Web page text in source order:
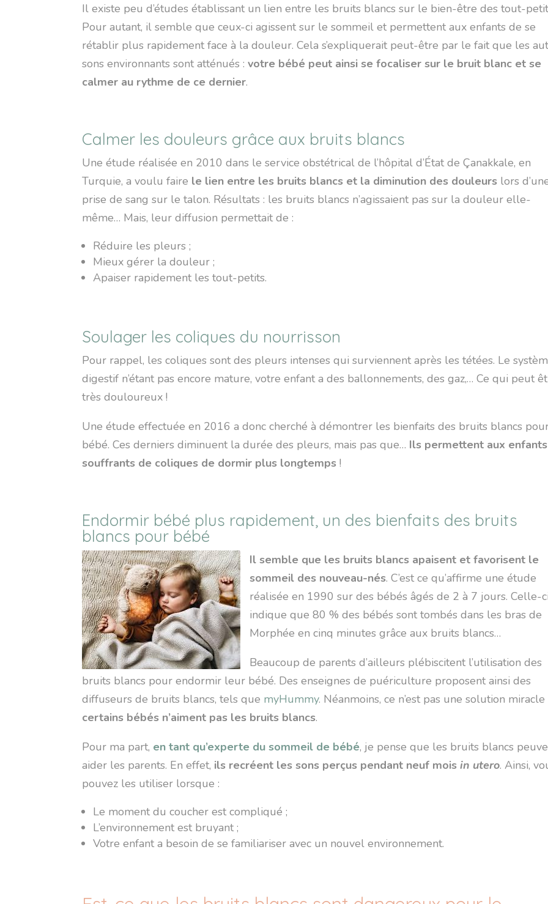
Il existe peu d’études établissant un lien entre les bruits blancs sur le bien-être des tout-
Pour autant, il semble que ceux-ci agissent sur le sommeil et permettent aux enfants de se
rétablir plus rapidement face à la douleur. Cela s’expliquerait peut-être par le fait que les
sons environnants sont atténués :votre bébé peut ainsi se focaliser sur le bruit blanc et se
calmer au rythme de ce dernier.
Calmer les douleurs grâce aux bruits blancs
Une étude réalisée en 2010 dans le service obstétrical de l’hôpital d’État de Çanakkale, en
Turquie, a voulu faire le lien entre les bruits blancs et la diminution des douleurs lors
prise de sang sur le talon. Résultats : les bruits blancs n’agissaient pas sur la douleur elle-
même… Mais, leur diffusion permettait de :
Réduire les pleurs ;
Mieux gérer la douleur ;
Apaiser rapidement les tout-petits.
Soulager les coliques du nourrisson
Pour rappel, les coliques sont des pleurs intenses qui surviennent après les tétées. Le
digestif n’étant pas encore mature, votre enfant a des ballonnements, des gaz,… Ce qui peut
très douloureux !
Une étude effectuée en 2016 a donc cherché à démontrer les bienfaits des bruits blancs
bébé. Ces derniers diminuent la durée des pleurs, mais pas que… Ils permettent aux enfants
souffrants de coliques de dormir plus longtemps !
Endormir bébé plus rapidement, un des bienfaits des bruits
blancs pour bébé
Il semble que les bruits blancs apaisent et favorisent le
sommeil des nouveau-nés. C’est ce qu’affirme une étude
réalisée en 1990 sur des bébés âgés de 2 à 7 jours. Celle-
indique que 80 % des bébés sont tombés dans les bras de
Morphée en cinq minutes grâce aux bruits blancs…
Beaucoup de parents d’ailleurs plébiscitent l’utilisation des
bruits blancs pour endormir leur bébé. Des enseignes de puériculture proposent ainsi des
diffuseurs de bruits blancs, tels que myHummy. Néanmoins, ce n’est pas une solution miracle
certains bébés n’aiment pas les bruits blancs.
Pour ma part, en tant qu’experte du sommeil de bébé, je pense que les bruits blancs
aider les parents. En effet, ils recréent les sons perçus pendant neuf moisin utero. Ainsi,
pouvez les utiliser lorsque :
Le moment du coucher est compliqué ;
L’environnement est bruyant ;
Votre enfant a besoin de se familiariser avec un nouvel environnement.